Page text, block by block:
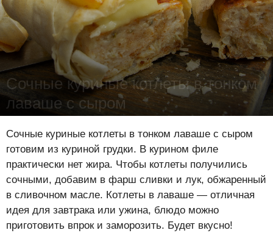
Сочные куриные котлеты в тонком
лаваше с сыром
Сочные куриные котлеты в тонком лаваше с сыром
готовим из куриной грудки. В курином филе
практически нет жира. Чтобы котлеты получились
сочными, добавим в фарш сливки и лук, обжаренный
в сливочном масле. Котлеты в лаваше — отличная
идея для завтрака или ужина, блюдо можно
приготовить впрок и заморозить. Будет вкусно!